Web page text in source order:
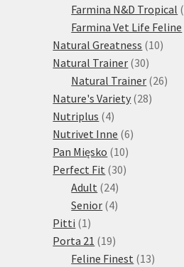
Farmina N&D Tropical
Farmina Vet Life Feline
Natural Greatness 1010
Natural Trainer 3030
produktů
Natural Trainer 2626
Nature's Variety 2828
Nutriplus 44
produkty
Nutrivet Inne 66
Pan Mięsko 1010
produktů
Perfect Fit 3030
Adult 2424
produktů
Senior 44
Pitti 1 1
produkt
Porta 21 1919
produktů
Feline Finest 1313